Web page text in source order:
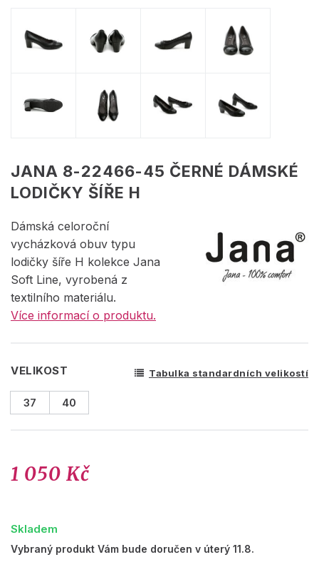
JANA 8-22466-45 ČERNÉ DÁMSKÉ
LODIČKY ŠÍŘE H
Dámská celoroční
vycházková obuv typu
lodičky šíře H kolekce Jana
Soft Line, vyrobená z
textilního materiálu.
Více informací o produktu.
VELIKOST Tabulka standardních velikostí
37 40
1 050 Kč
Skladem
Vybraný produkt Vám bude doručen v úterý 11.8.